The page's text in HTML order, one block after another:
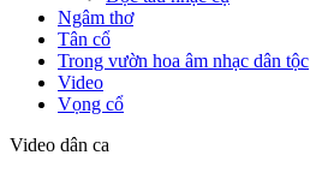
Ngâm thơ
Tân cổ
Trong vườn hoa âm nhạc dân tộc
Video
Vọng cổ
Video dân ca